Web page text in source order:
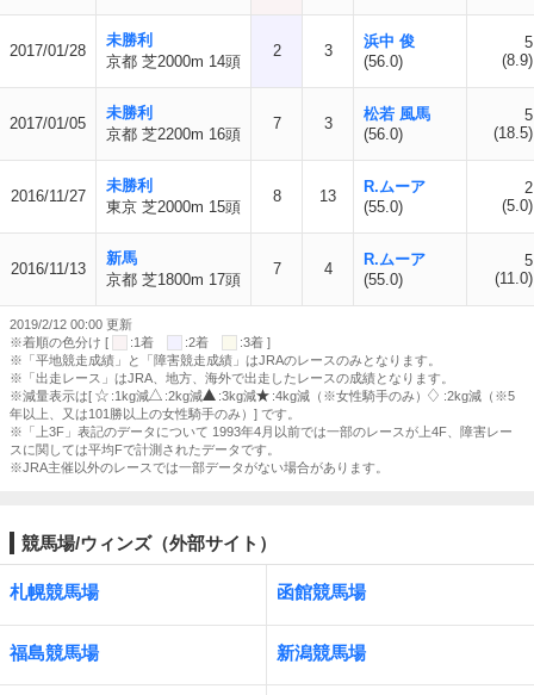
2017/01/28
未勝利
京都 芝2000m 14頭
2 3
浜中 俊
(56.0)
5
(8.9)
2017/01/05
未勝利
京都 芝2200m 16頭
7 3
松若 風馬
(56.0)
5
(18.5)
2016/11/27
未勝利
東京 芝2000m 15頭
8 13
R.ムーア
(55.0)
2
(5.0)
2016/11/13
新馬
京都 芝1800m 17頭
7 4
R.ムーア
(55.0)
5
(11.0)
2019/2/12 00:00 更新
※着順の色分け [
:1着 :2着
:3着 ]
※「平地競走成績」と「障害競走成績」はJRAのレースのみとなります。
※「出走レース」はJRA、地方、海外で出走したレースの成績となります。
※減量表示は[
:1kg減 :2kg減 :3kg減 :4kg減（※女性騎手のみ）
:2kg減（※5
年以上、又は101勝以上の女性騎手のみ）] です。
※「上3F」表記のデータについて 1993年4月以前では一部のレースが上4F、障害レー
スに関しては平均Fで計測されたデータです。
※JRA主催以外のレースでは一部データがない場合があります。
競馬場/ウィンズ（外部サイト）
札幌競馬場 函館競馬場
福島競馬場 新潟競馬場